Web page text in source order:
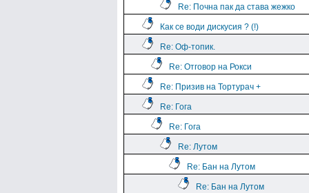
Re: Почна пак да става жежко
Как се води дискусия ? (!)
Re: Оф-топик.
Re: Отговор на Рокси
Re: Призив на Тортурач +
Re: Гога
Re: Гога
Re: Лутом
Re: Бан на Лутом
Re: Бан на Лутом